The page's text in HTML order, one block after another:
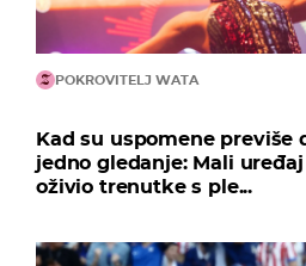
POKROVITELJ WATA
Kad su uspomene previše
jedno gledanje: Mali
oživio trenutke s ple...